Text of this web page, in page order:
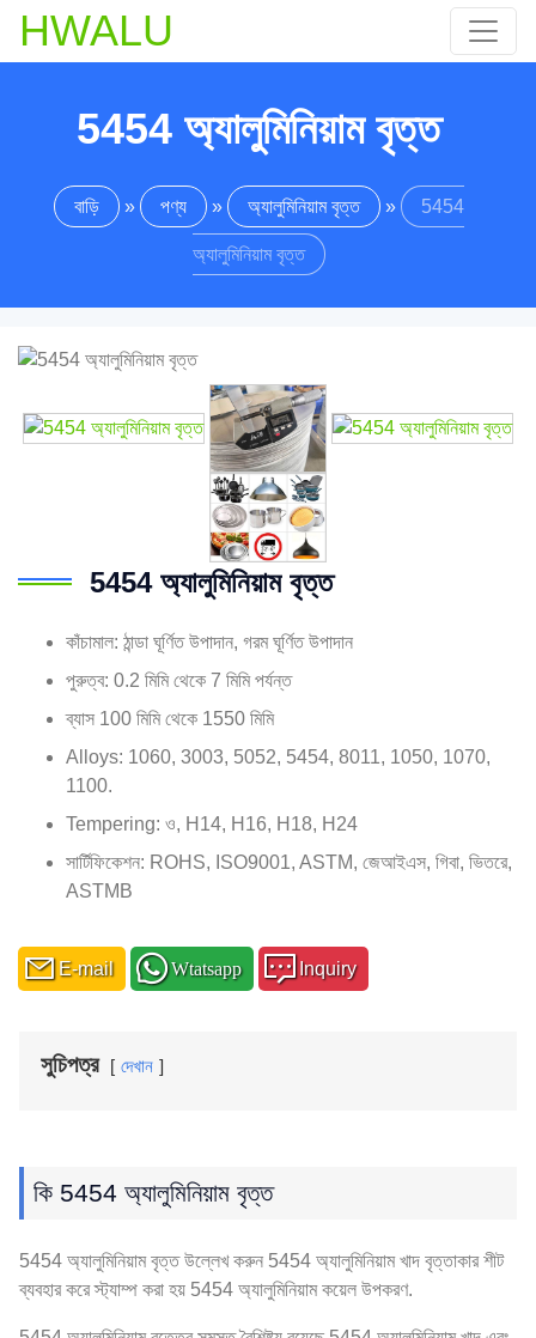
HWALU
5454 অ্যালুমিনিয়াম বৃত্ত
বাড়ি » পণ্য » অ্যালুমিনিয়াম বৃত্ত » 5454
অ্যালুমিনিয়াম বৃত্ত
5454 অ্যালুমিনিয়াম বৃত্ত
কাঁচামাল: ঠান্ডা ঘূর্ণিত উপাদান, গরম ঘূর্ণিত উপাদান
পুরুত্ব: 0.2 মিমি থেকে 7 মিমি পর্যন্ত
ব্যাস 100 মিমি থেকে 1550 মিমি
Alloys: 1060, 3003, 5052, 5454, 8011, 1050, 1070,
1100.
Tempering: ও, H14, H16, H18, H24
সার্টিফিকেশন: ROHS, ISO9001, ASTM, জেআইএস, গিবা, ভিতরে,
ASTMB
E-mail Wtatsapp Inquiry
সুচিপত্র দেখান
কি 5454 অ্যালুমিনিয়াম বৃত্ত
5454 অ্যালুমিনিয়াম বৃত্ত উল্লেখ করুন 5454 অ্যালুমিনিয়াম খাদ বৃত্তাকার শীট
ব্যবহার করে স্ট্যাম্প করা হয় 5454 অ্যালুমিনিয়াম কয়েল উপকরণ.